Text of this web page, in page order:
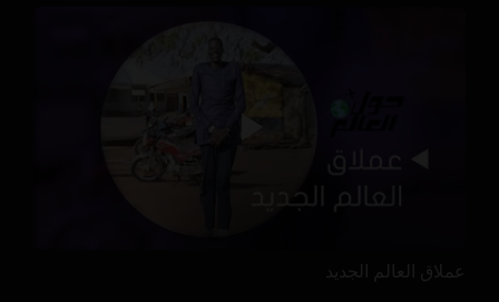
عملاق العالم الجديد